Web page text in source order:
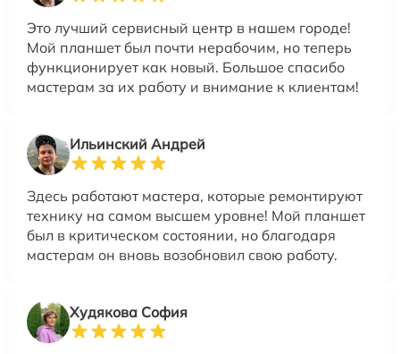
Это лучший сервисный центр в нашем городе!
Мой планшет был почти нерабочим, но теперь
функционирует как новый. Большое спасибо
мастерам за их работу и внимание к клиентам!
Ильинский Андрей
Здесь работают мастера, которые ремонтируют
технику на самом высшем уровне! Мой планшет
был в критическом состоянии, но благодаря
мастерам он вновь возобновил свою работу.
Худякова София